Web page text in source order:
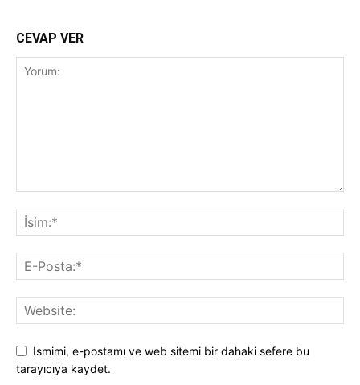
CEVAP VER
Ismimi, e-postamı ve web sitemi bir dahaki sefere bu
tarayıcıya kaydet.